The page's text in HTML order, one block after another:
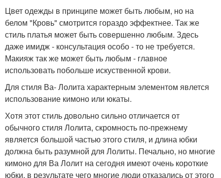
Цвет одежды в принципе может быть любым, но на
белом "Кровь" смотрится гораздо эффектнее. Так же
стиль платья может быть совершенно любым. Здесь
даже имидж - консультация особо - то не требуется.
Макияж так же может быть любым - главное
использовать побольше искуственной крови.
Для стиля Ва- Лолита характерным элементом явлется
использование кимоно или юкаты.
Хотя этот стиль довольно сильно отличается от
обычного стиля Лолита, скромность по-прежнему
является большой частью этого стиля, и длина юбки
должна быть разумной для Лолиты. Печально, но многие
кимоно для Ва Лолит на сегодня имеют очень короткие
юбки, в результате чего многие люди отказались от этого